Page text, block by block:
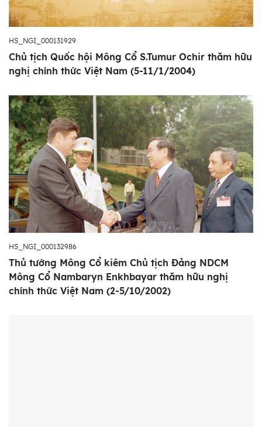
HS_NGI_000131929
Chủ tịch Quốc hội Mông Cổ S.Tumur Ochir thăm hữu
nghị chính thức Việt Nam (5-11/1/2004)
HS_NGI_000132986
Thủ tướng Mông Cổ kiêm Chủ tịch Đảng NDCM
Mông Cổ Nambaryn Enkhbayar thăm hữu nghị
chính thức Việt Nam (2-5/10/2002)